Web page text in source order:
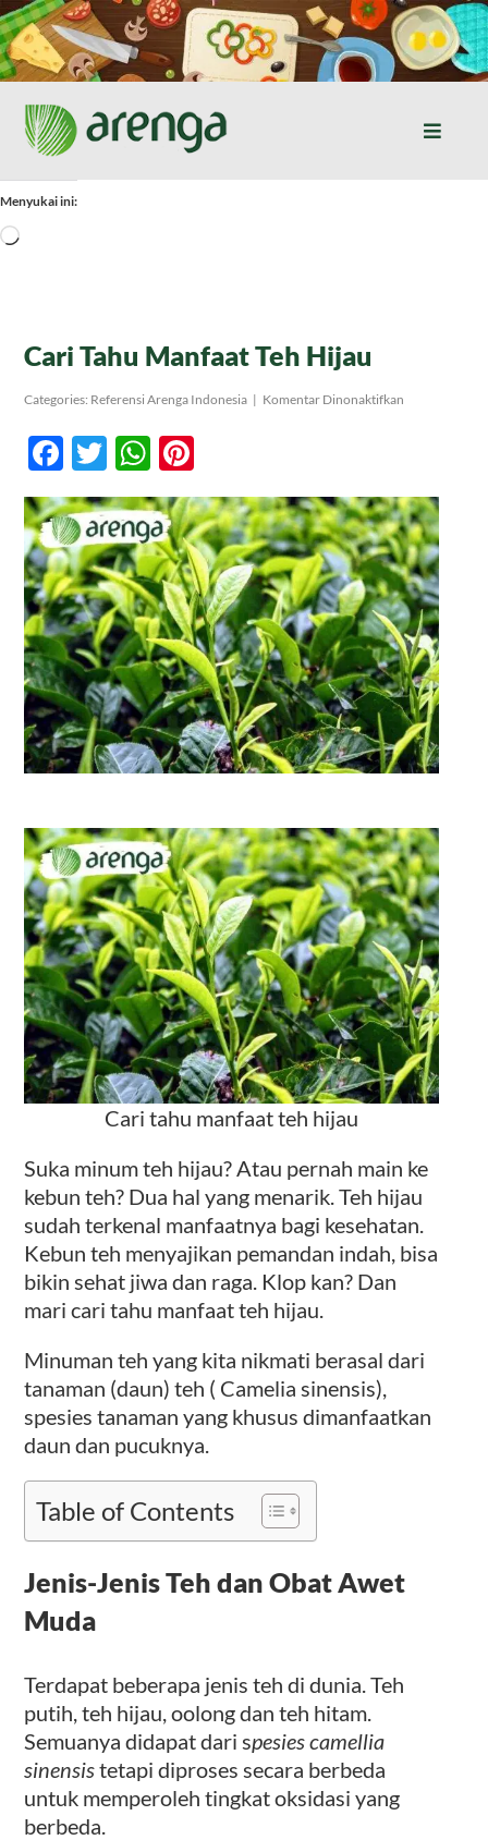
Skip
to
content
Toggle
Home
Tentang Kami
Produk
Kontak
Menyukai ini:
Memuat...
Cari Tahu Manfaat Teh Hijau
Categories: Referensi Arenga Indonesia | Komentar Dinonaktifkan
Facebook
TwitterWhatsApp
Cari tahu manfaat teh hijau
Suka minum teh hijau? Atau pernah main ke
kebun teh? Dua hal yang menarik. Teh hijau
sudah terkenal manfaatnya bagi kesehatan.
Kebun teh menyajikan pemandan indah, bisa
bikin sehat jiwa dan raga. Klop kan? Dan
mari cari tahu manfaat teh hijau.
Minuman teh yang kita nikmati berasal dari
tanaman (daun) teh ( Camelia sinensis),
spesies tanaman yang khusus dimanfaatkan
daun dan pucuknya.
Table of Contents
Jenis-Jenis Teh dan Obat Awet
Muda
Terdapat beberapa jenis teh di dunia. Teh
putih, teh hijau, oolong dan teh hitam.
Semuanya didapat dari spesies camellia
sinensistetapi diproses secara berbeda
untuk memperoleh tingkat oksidasi yang
berbeda.